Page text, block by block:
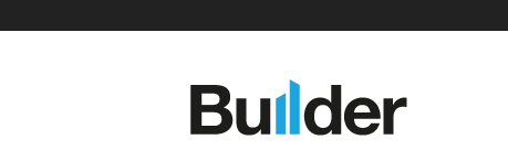
ข่าว
ก่อสร้าง